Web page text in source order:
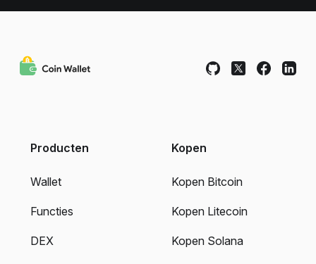
Producten
Wallet
Functies
DEX
Kopen
Kopen Bitcoin
Kopen Litecoin
Kopen Solana